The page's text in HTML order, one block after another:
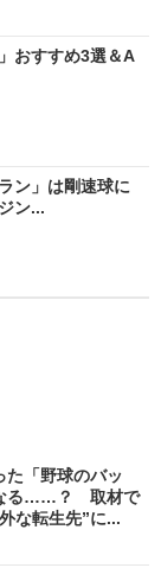
おすすめ3選＆A
ン」は剛速球に
ン...
た「野球のバッ
る……？ 取材で
な転生先”に...